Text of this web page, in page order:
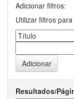
Adicionar filtros:
Utilizar filtros
Resultados/